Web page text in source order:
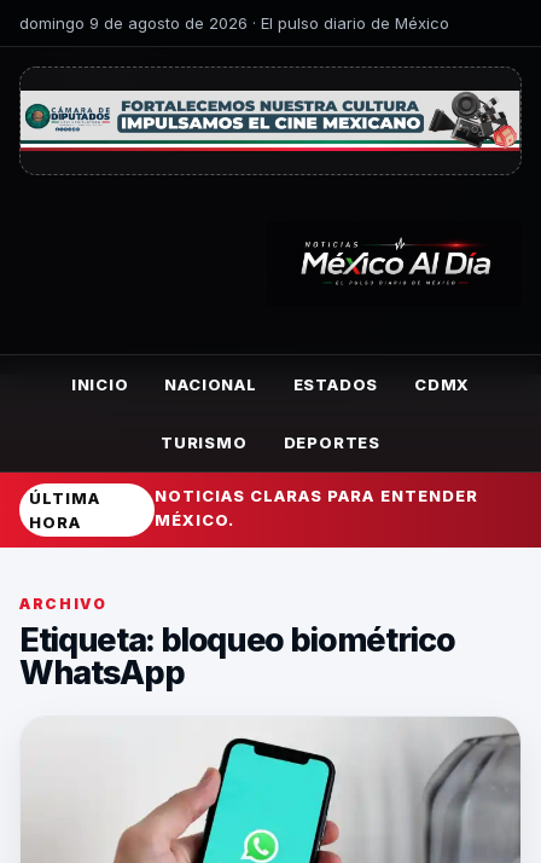
domingo 9 de agosto de 2026 · El pulso diario de México
INICIO NACIONAL ESTADOS CDMX
TURISMO DEPORTES
ÚLTIMA
HORA
NOTICIAS CLARAS PARA ENTENDER
MÉXICO.
ARCHIVO
Etiqueta: bloqueo biométrico
WhatsApp